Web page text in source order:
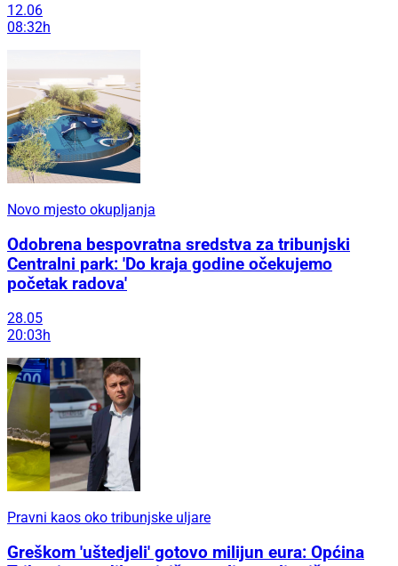
12.06
08:32h
Novo mjesto okupljanja
Odobrena bespovratna sredstva za tribunjski
Centralni park: 'Do kraja godine očekujemo
početak radova'
28.05
20:03h
Pravni kaos oko tribunjske uljare
Greškom 'uštedjeli' gotovo milijun eura: Općina